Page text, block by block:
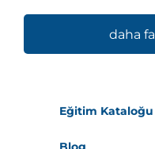
daha
Eğitim Kataloğu